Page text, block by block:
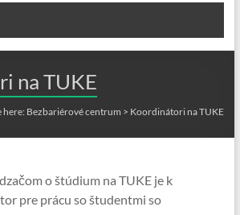
na TUKE
here: Bezbariérové centrum > Koordinátori na TUKE
o štúdium na TUKE je k
pre prácu so študentmi so